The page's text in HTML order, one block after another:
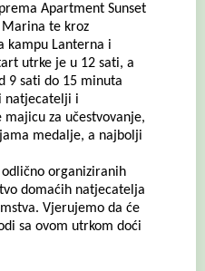
Apartment Sunset
Marina te kroz
kampu Lanterna i
utrke je u 12 sati, a
9 sati do 15 minuta
natjecatelji i
za učestvovanje,
medalje, a najbolji
organiziranih
domaćih natjecatelja
Vjerujemo da će
sa ovom utrkom doći